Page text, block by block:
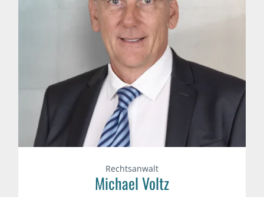
Rechtsanwalt
Michael Voltz